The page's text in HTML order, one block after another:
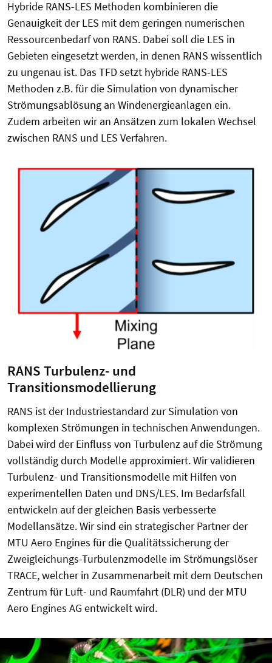
Hybride RANS-LES Methoden kombinieren die
Genauigkeit der LES mit dem geringen numerischen
Ressourcenbedarf von RANS. Dabei soll die LES in
Gebieten eingesetzt werden, in denen RANS wissentlich
zu ungenau ist. Das TFD setzt hybride RANS-LES
Methoden z.B. für die Simulation von dynamischer
Strömungsablösung an Windenergieanlagen ein.
Zudem arbeiten wir an Ansätzen zum lokalen Wechsel
zwischen RANS und LES Verfahren.
RANS Turbulenz- und
Transitionsmodellierung
RANS ist der Industriestandard zur Simulation von
komplexen Strömungen in technischen Anwendungen.
Dabei wird der Einfluss von Turbulenz auf die Strömung
vollständig durch Modelle approximiert. Wir validieren
Turbulenz- und Transitionsmodelle mit Hilfen von
experimentellen Daten und DNS/LES. Im Bedarfsfall
entwickeln auf der gleichen Basis verbesserte
Modellansätze. Wir sind ein strategischer Partner der
MTU Aero Engines für die Qualitätssicherung der
Zweigleichungs-Turbulenzmodelle im Strömungslöser
TRACE, welcher in Zusammenarbeit mit dem Deutschen
Zentrum für Luft- und Raumfahrt (DLR) und der MTU
Aero Engines AG entwickelt wird.